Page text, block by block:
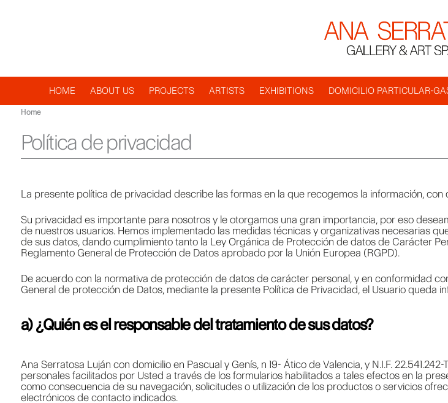
Navegación
principal
HOME ABOUT US PROJECTS ARTISTS EXHIBITIONS DOMICILIO PARTICULAR-
Home
Política de privacidad
La presente política de privacidad describe las formas en la que recogemos la información, con
Su privacidad es importante para nosotros y le otorgamos una gran importancia, por eso
de nuestros usuarios. Hemos implementado las medidas técnicas y organizativas necesarias
de sus datos, dando cumplimiento tanto la Ley Orgánica de Protección de datos de Carácter
Reglamento General de Protección de Datos aprobado por la Unión Europea (RGPD).
De acuerdo con la normativa de protección de datos de carácter personal, y en conformidad
General de protección de Datos, mediante la presente Política de Privacidad, el Usuario queda
a) ¿Quién es el responsable del tratamiento de sus datos?
Ana Serratosa Luján con domicilio en Pascual y Genís, n 19- Ático de Valencia, y N.I.F.
personales facilitados por Usted a través de los formularios habilitados a tales efectos en la
como consecuencia de su navegación, solicitudes o utilización de los productos o servicios
electrónicos de contacto indicados.